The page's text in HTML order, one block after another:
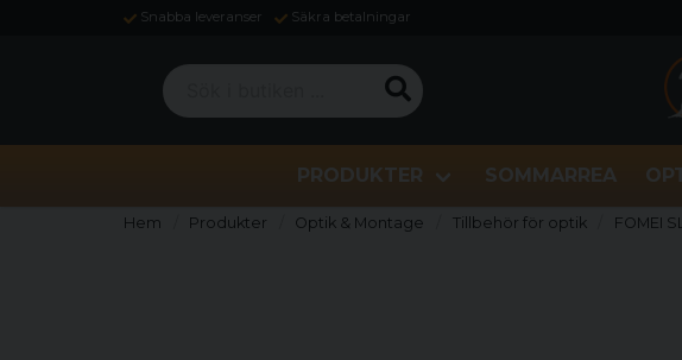
Snabba leveranser Säkra betalningar
Sök i butiken ...
PRODUKTER SOMMARREA
Hem Produkter Optik & Montage Tillbehör för optik FOMEI